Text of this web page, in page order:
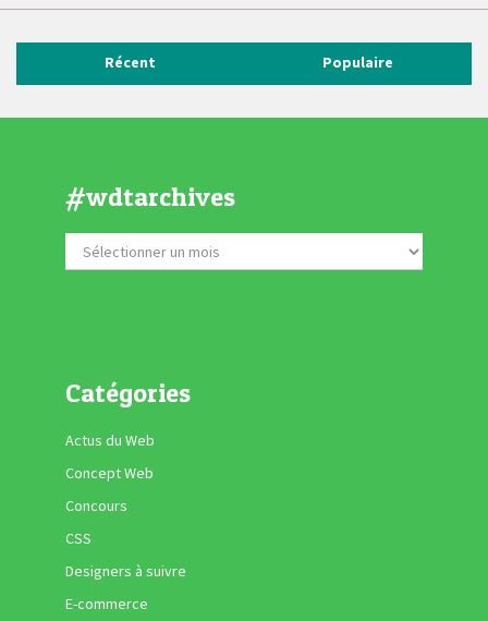
Récent Populaire
#wdtarchives
Catégories
Actus du Web
Concept Web
Concours
CSS
Designers à suivre
E-commerce